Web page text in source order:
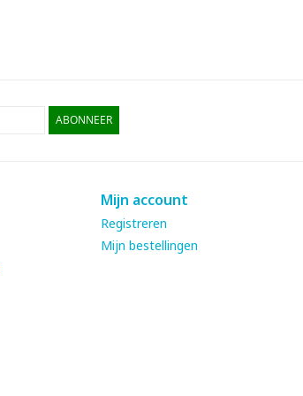
ABONNEER
Mijn account
Registreren
Mijn bestellingen